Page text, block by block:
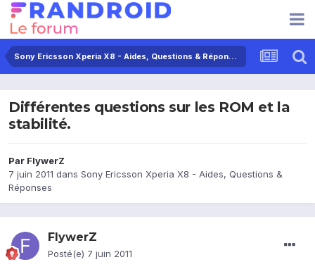
Sony Ericsson Xperia X8 - Aides, Questions & Réponses
Différentes questions sur les ROM et la
stabilité.
Par FlywerZ
7 juin 2011 dans Sony Ericsson Xperia X8 - Aides, Questions &
Réponses
FlywerZ
Posté(e) 7 juin 2011